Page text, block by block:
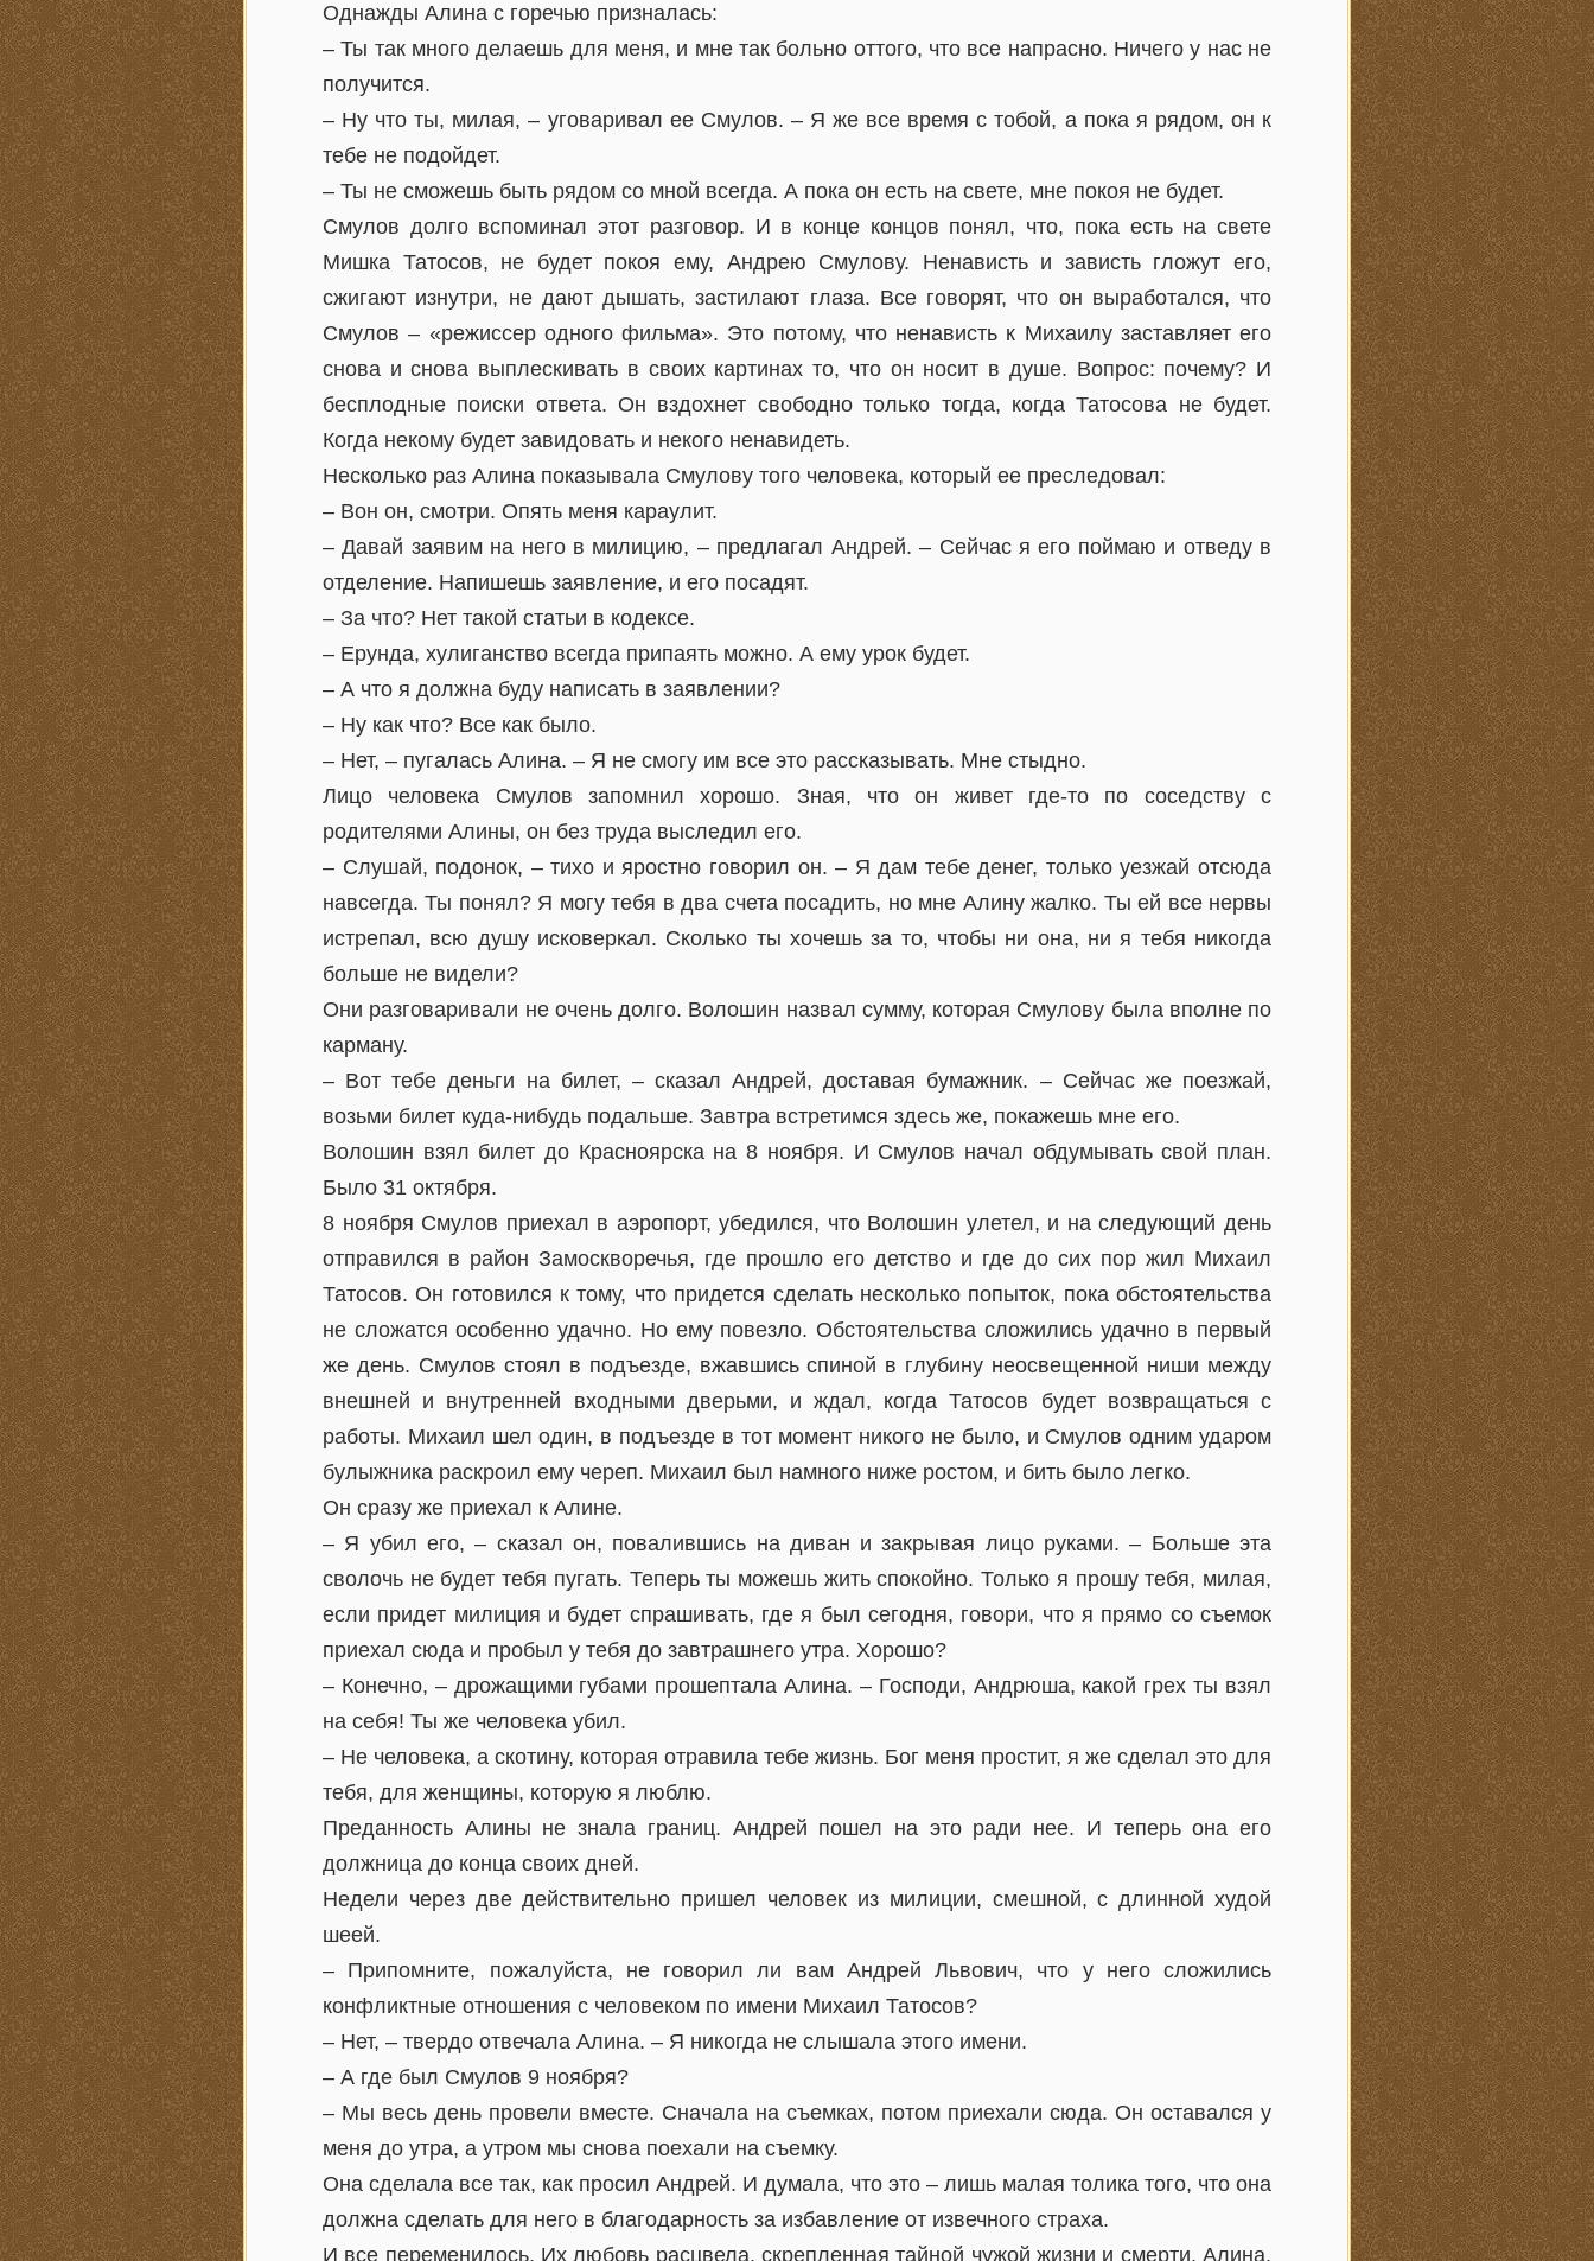
Однажды Алина с горечью призналась:
– Ты так много делаешь для меня, и мне так больно оттого, что все напрасно. Ничего у нас не
получится.
– Ну что ты, милая, – уговаривал ее Смулов. – Я же все время с тобой, а пока я рядом, он к
тебе не подойдет.
– Ты не сможешь быть рядом со мной всегда. А пока он есть на свете, мне покоя не будет.
Смулов долго вспоминал этот разговор. И в конце концов понял, что, пока есть на свете
Мишка Татосов, не будет покоя ему, Андрею Смулову. Ненависть и зависть гложут его,
сжигают изнутри, не дают дышать, застилают глаза. Все говорят, что он выработался, что
Смулов – «режиссер одного фильма». Это потому, что ненависть к Михаилу заставляет его
снова и снова выплескивать в своих картинах то, что он носит в душе. Вопрос: почему? И
бесплодные поиски ответа. Он вздохнет свободно только тогда, когда Татосова не будет.
Когда некому будет завидовать и некого ненавидеть.
Несколько раз Алина показывала Смулову того человека, который ее преследовал:
– Вон он, смотри. Опять меня караулит.
– Давай заявим на него в милицию, – предлагал Андрей. – Сейчас я его поймаю и отведу в
отделение. Напишешь заявление, и его посадят.
– За что? Нет такой статьи в кодексе.
– Ерунда, хулиганство всегда припаять можно. А ему урок будет.
– А что я должна буду написать в заявлении?
– Ну как что? Все как было.
– Нет, – пугалась Алина. – Я не смогу им все это рассказывать. Мне стыдно.
Лицо человека Смулов запомнил хорошо. Зная, что он живет где-то по соседству с
родителями Алины, он без труда выследил его.
– Слушай, подонок, – тихо и яростно говорил он. – Я дам тебе денег, только уезжай отсюда
навсегда. Ты понял? Я могу тебя в два счета посадить, но мне Алину жалко. Ты ей все нервы
истрепал, всю душу исковеркал. Сколько ты хочешь за то, чтобы ни она, ни я тебя никогда
больше не видели?
Они разговаривали не очень долго. Волошин назвал сумму, которая Смулову была вполне по
карману.
– Вот тебе деньги на билет, – сказал Андрей, доставая бумажник. – Сейчас же поезжай,
возьми билет куда-нибудь подальше. Завтра встретимся здесь же, покажешь мне его.
Волошин взял билет до Красноярска на 8 ноября. И Смулов начал обдумывать свой план.
Было 31 октября.
8 ноября Смулов приехал в аэропорт, убедился, что Волошин улетел, и на следующий день
отправился в район Замоскворечья, где прошло его детство и где до сих пор жил Михаил
Татосов. Он готовился к тому, что придется сделать несколько попыток, пока обстоятельства
не сложатся особенно удачно. Но ему повезло. Обстоятельства сложились удачно в первый
же день. Смулов стоял в подъезде, вжавшись спиной в глубину неосвещенной ниши между
внешней и внутренней входными дверьми, и ждал, когда Татосов будет возвращаться с
работы. Михаил шел один, в подъезде в тот момент никого не было, и Смулов одним ударом
булыжника раскроил ему череп. Михаил был намного ниже ростом, и бить было легко.
Он сразу же приехал к Алине.
– Я убил его, – сказал он, повалившись на диван и закрывая лицо руками. – Больше эта
сволочь не будет тебя пугать. Теперь ты можешь жить спокойно. Только я прошу тебя, милая,
если придет милиция и будет спрашивать, где я был сегодня, говори, что я прямо со съемок
приехал сюда и пробыл у тебя до завтрашнего утра. Хорошо?
– Конечно, – дрожащими губами прошептала Алина. – Господи, Андрюша, какой грех ты взял
на себя! Ты же человека убил.
– Не человека, а скотину, которая отравила тебе жизнь. Бог меня простит, я же сделал это для
тебя, для женщины, которую я люблю.
Преданность Алины не знала границ. Андрей пошел на это ради нее. И теперь она его
должница до конца своих дней.
Недели через две действительно пришел человек из милиции, смешной, с длинной худой
шеей.
– Припомните, пожалуйста, не говорил ли вам Андрей Львович, что у него сложились
конфликтные отношения с человеком по имени Михаил Татосов?
– Нет, – твердо отвечала Алина. – Я никогда не слышала этого имени.
– А где был Смулов 9 ноября?
– Мы весь день провели вместе. Сначала на съемках, потом приехали сюда. Он оставался у
меня до утра, а утром мы снова поехали на съемку.
Она сделала все так, как просил Андрей. И думала, что это – лишь малая толика того, что она
должна сделать для него в благодарность за избавление от извечного страха.
И все переменилось. Их любовь расцвела, скрепленная тайной чужой жизни и смерти. Алина,